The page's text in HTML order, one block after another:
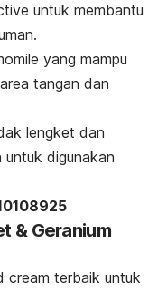
untuk membantu
yang mampu
tangan dan
lengket dan
untuk digunakan
& Geranium
cream terbaik untuk